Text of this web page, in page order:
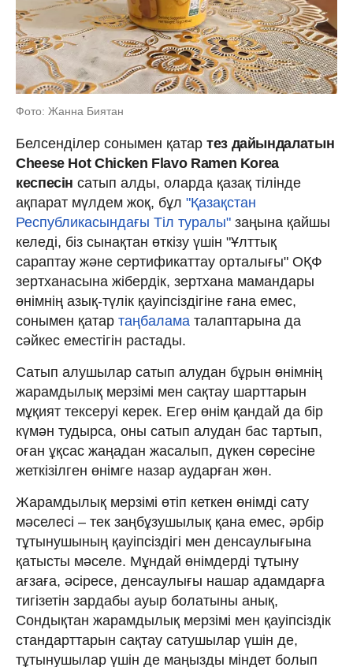
Фото: Жанна Биятан
Белсенділер сонымен қатар тез дайындалатын
Cheese Hot Chicken Flavo Ramen Korea
кеспесін сатып алды, оларда қазақ тілінде
ақпарат мүлдем жоқ, бұл "Қазақстан
Республикасындағы Тіл туралы" заңына қайшы
келеді, біз сынақтан өткізу үшін "Ұлттық
сараптау және сертификаттау орталығы" ОҚФ
зертханасына жібердік, зертхана мамандары
өнімнің азық-түлік қауіпсіздігіне ғана емес,
сонымен қатар таңбалама талаптарына да
сәйкес еместігін растады.
Сатып алушылар сатып алудан бұрын өнімнің
жарамдылық мерзімі мен сақтау шарттарын
мұқият тексеруі керек. Егер өнім қандай да бір
күмән тудырса, оны сатып алудан бас тартып,
оған ұқсас жаңадан жасалып, дүкен сөресіне
жеткізілген өнімге назар аударған жөн.
Жарамдылық мерзімі өтіп кеткен өнімді сату
мәселесі – тек заңбұзушылық қана емес, әрбір
тұтынушының қауіпсіздігі мен денсаулығына
қатысты мәселе. Мұндай өнімдерді тұтыну
ағзаға, әсіресе, денсаулығы нашар адамдарға
тигізетін зардабы ауыр болатыны анық,
Сондықтан жарамдылық мерзімі мен қауіпсіздік
стандарттарын сақтау сатушылар үшін де,
тұтынушылар үшін де маңызды міндет болып